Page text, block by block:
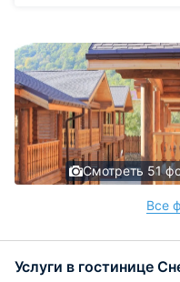
Смотреть 51
Все
Услуги в гостинице